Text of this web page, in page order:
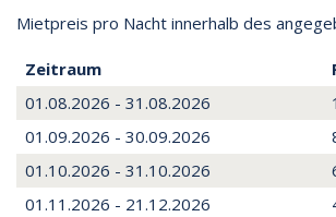
Mietpreis pro Nacht innerhalb des
Zeitraum
01.08.2026 - 31.08.2026
01.09.2026 - 30.09.2026
01.10.2026 - 31.10.2026
01.11.2026 - 21.12.2026